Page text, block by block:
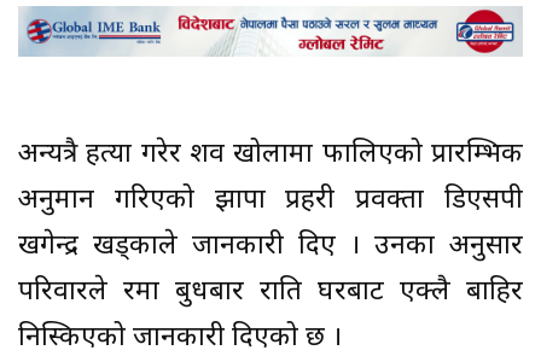
अन्यत्रै हत्या गरेर शव खोलामा फालिएको प्रारम्भिक
अनुमान गरिएको झापा प्रहरी प्रवक्ता डिएसपी
खगेन्द्र खड्काले जानकारी दिए । उनका अनुसार
परिवारले रमा बुधबार राति घरबाट एक्लै बाहिर
निस्किएको जानकारी दिएको छ ।